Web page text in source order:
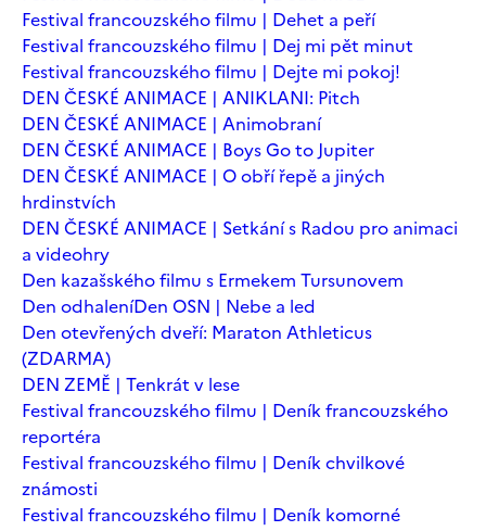
Festival francouzského filmu | Dehet a peří
Festival francouzského filmu | Dej mi pět minut
Festival francouzského filmu | Dejte mi pokoj!
DEN ČESKÉ ANIMACE | ANIKLANI: Pitch
DEN ČESKÉ ANIMACE | Animobraní
DEN ČESKÉ ANIMACE | Boys Go to Jupiter
DEN ČESKÉ ANIMACE | O obří řepě a jiných
hrdinstvích
DEN ČESKÉ ANIMACE | Setkání s Radou pro animaci
a videohry
Den kazašského filmu s Ermekem Tursunovem
Den odhaleníDen OSN | Nebe a led
Den otevřených dveří: Maraton Athleticus
(ZDARMA)
DEN ZEMĚ | Tenkrát v lese
Festival francouzského filmu | Deník francouzského
reportéra
Festival francouzského filmu | Deník chvilkové
známosti
Festival francouzského filmu | Deník komorné